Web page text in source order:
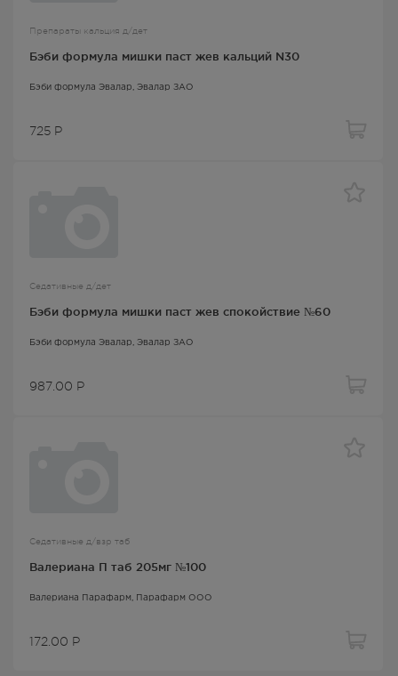
Препараты кальция д/дет
Бэби формула мишки паст жев кальций N30
Бэби формула Эвалар , Эвалар ЗАО
725 Р
Седативные д/дет
Бэби формула мишки паст жев спокойствие №60
Бэби формула Эвалар , Эвалар ЗАО
987.00 Р
Седативные д/взр таб
Валериана П таб 205мг №100
Валериана Парафарм , Парафарм ООО
172.00 Р